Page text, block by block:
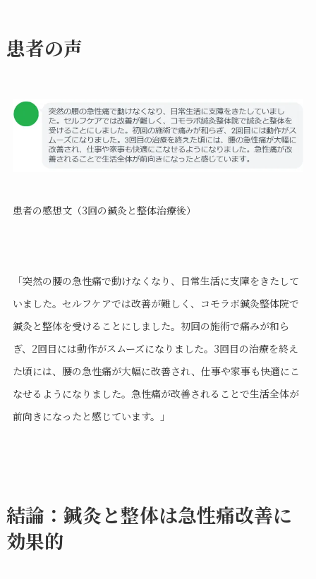
患者の声
患者の感想文（3回の鍼灸と整体治療後）
「突然の腰の急性痛で動けなくなり、日常生活に支障をきたして
いました。セルフケアでは改善が難しく、コモラボ鍼灸整体院で
鍼灸と整体を受けることにしました。初回の施術で痛みが和ら
ぎ、2回目には動作がスムーズになりました。3回目の治療を終え
た頃には、腰の急性痛が大幅に改善され、仕事や家事も快適にこ
なせるようになりました。急性痛が改善されることで生活全体が
前向きになったと感じています。」
結論：鍼灸と整体は急性痛改善に
効果的